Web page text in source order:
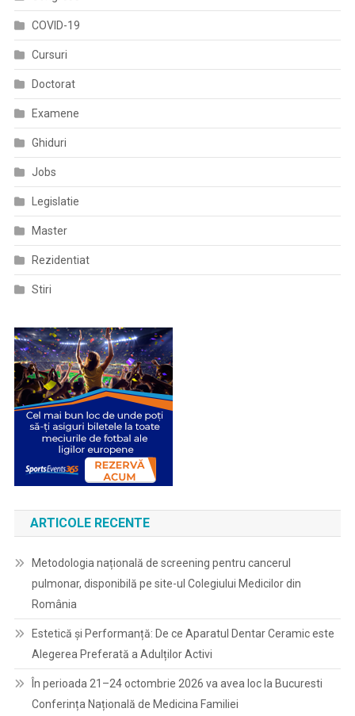
COVID-19
Cursuri
Doctorat
Examene
Ghiduri
Jobs
Legislatie
Master
Rezidentiat
Stiri
ARTICOLE RECENTE
Metodologia națională de screening pentru cancerul
pulmonar, disponibilă pe site-ul Colegiului Medicilor din
România
Estetică și Performanță: De ce Aparatul Dentar Ceramic este
Alegerea Preferată a Adulților Activi
În perioada 21–24 octombrie 2026 va avea loc la Bucuresti
Conferința Națională de Medicina Familiei